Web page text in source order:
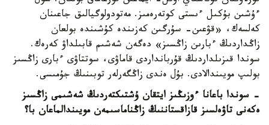
ءۇشىن بۇكىل ءىستى كوتەرەمىز. مەتودولوگيالىق جاعىنان
كەلسەك، «قۋعىن- سۇرگىن كەزىندە كۇشىندە بولعان
زاڭداردىڭ ءبارىن زاڭسىز» دەگەن شەشىم قابىلداۋ كەرەك.
سوندا قىزىلداردىڭ قۇربانداردى قاماۋى، سوتتاۋى ءبارى زاڭسىز
بولىپ مويىندالادى. بۇل ەندى زاڭگەرلەر توبىنىڭ جۇمىسى.
- سوندا باعانا ءوزىڭىز ايتقان ۇشتىكتەردىڭ شەشىمى زاڭسىز
ەكەنى تاۋەلسىز قازاقستاننىڭ زاڭناماسىمەن مويىندالماعان با؟